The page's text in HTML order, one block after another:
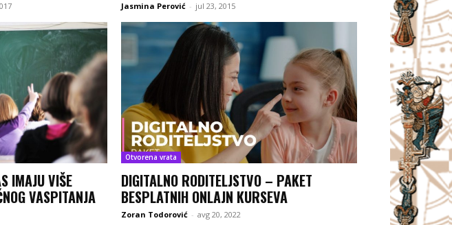
Jasmina Perović - jul 23, 2015
IMAJU VIŠE
VASPITANJA
Otvorena vrata
DIGITALNO RODITELJSTVO – PAKET
BESPLATNIH ONLAJN KURSEVA
Zoran Todorović - avg 20, 2022